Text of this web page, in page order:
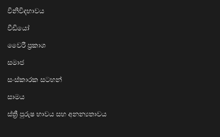
විනිවිදභාවය
වීඩියෝ
වෛරී ප්‍රකාශ
සමාජ
සංස්කාරක සටහන්
සාමය
ස්ත්‍රී පුරුෂ භාවය සහ අනන්‍යතාවය